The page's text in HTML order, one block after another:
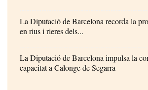
La Diputació de Barcelona recorda la
en rius i rieres dels...
La Diputació de Barcelona impulsa la
capacitat a Calonge de Segarra